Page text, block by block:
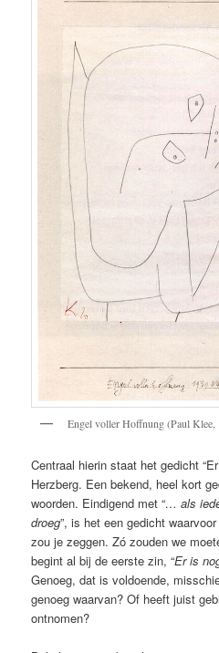
Engel voller Hoffnung (Paul Klee,
Centraal hierin staat het gedicht
Herzberg. Een bekend, heel kort
woorden. Eindigend met “… als
droeg”, is het een gedicht
zou je zeggen. Zó zouden we
begint al bij de eerste zin, “Er is
Genoeg, dat is voldoende,
genoeg waarvan? Of heeft juist
ontnomen?